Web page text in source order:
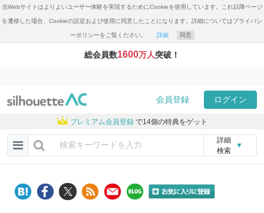
当Webサイトはよりよいユーザー体験を実現するためにCookieを使用しています。これ以降ページ
を遷移した場合、Cookieの設定および使用に同意したことになります。詳細についてはプライバシ
ーポリシーをご覧ください。 詳細 同意
総会員数1600万人突破！
会員登録 ログイン
プレミアム会員登録 で14個の特典をゲット
詳細
検索
▼